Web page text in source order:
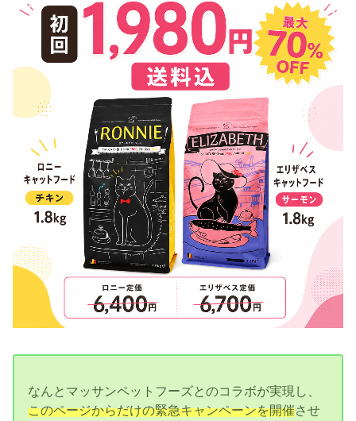
なんとマッサンペットフーズとのコラボが実現し、
このページからだけの緊急キャンペーンを開催させ